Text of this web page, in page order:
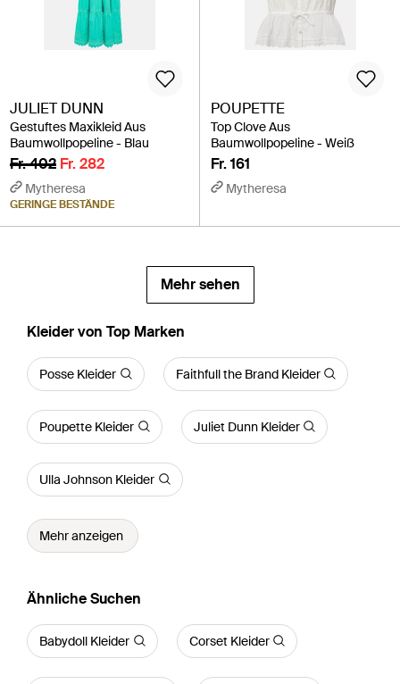
JULIET DUNN
Gestuftes Maxikleid Aus
Baumwollpopeline - Blau
Fr. 402 Fr. 282
Mytheresa
GERINGE BESTÄNDE
POUPETTE
Top Clove Aus
Baumwollpopeline - Weiß
Fr. 161
Mytheresa
Mehr sehen
Kleider von Top Marken
Posse Kleider Faithfull the Brand Kleider
Poupette Kleider Juliet Dunn Kleider
Ulla Johnson Kleider
Mehr anzeigen
Ähnliche Suchen
Babydoll Kleider Corset Kleider